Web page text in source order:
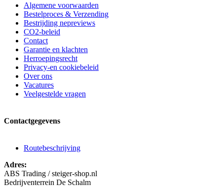
Algemene voorwaarden
Bestelproces & Verzending
Bestrijding nepreviews
CO2-beleid
Contact
Garantie en klachten
Herroepingsrecht
Privacy-en cookiebeleid
Over ons
Vacatures
Veelgestelde vragen
Contactgegevens
Routebeschrijving
Adres:
ABS Trading / steiger-shop.nl
Bedrijventerrein De Schalm